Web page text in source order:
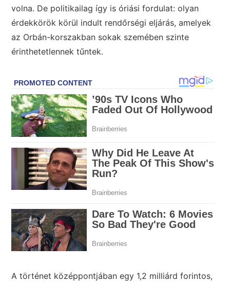
volna. De politikailag így is óriási fordulat: olyan
érdekkörök körül indult rendőrségi eljárás, amelyek
az Orbán-korszakban sokak szemében szinte
érinthetetlennek tűntek.
A történet középpontjában egy 1,2 milliárd forintos,